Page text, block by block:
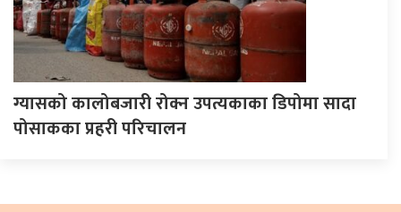
ग्यासको कालोबजारी रोक्न उपत्यकाका डिपोमा सादा
पोसाकका प्रहरी परिचालन